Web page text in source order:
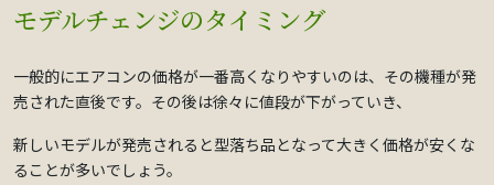
モデルチェンジのタイミング
一般的にエアコンの価格が一番高くなりやすいのは、その機種が発
売された直後です。その後は徐々に値段が下がっていき、
新しいモデルが発売されると型落ち品となって大きく価格が安くな
ることが多いでしょう。